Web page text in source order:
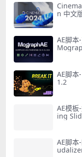
n 中文
AE脚
AE脚
1.2
AE模板
ing
AE脚本